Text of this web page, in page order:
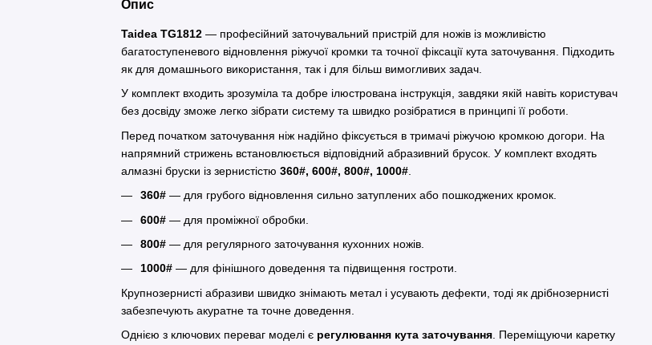
Опис
Taidea TG1812 — професійний заточувальний пристрій для ножів із можливістю
багатоступеневого відновлення ріжучої кромки та точної фіксації кута заточування. Підходить
як для домашнього використання, так і для більш вимогливих задач.
У комплект входить зрозуміла та добре ілюстрована інструкція, завдяки якій навіть користувач
без досвіду зможе легко зібрати систему та швидко розібратися в принципі її роботи.
Перед початком заточування ніж надійно фіксується в тримачі ріжучою кромкою догори. На
напрямний стрижень встановлюється відповідний абразивний брусок. У комплект входять
алмазні бруски із зернистістю 360#, 600#, 800#, 1000#
360# — для грубого відновлення сильно затуплених або пошкоджених кромок.
600# — для проміжної обробки.
800# — для регулярного заточування кухонних ножів.
1000# — для фінішного доведення та підвищення гостроти.
Крупнозернисті абразиви швидко знімають метал і усувають дефекти, тоді як дрібнозернисті
забезпечують акуратне та точне доведення.
Однією з ключових переваг моделі є регулювання кута заточування . Переміщуючи каретку